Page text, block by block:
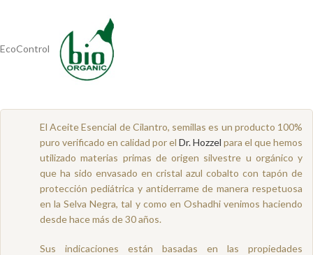
EcoControl
El Aceite Esencial de Cilantro, semillas es un producto 100%
puro verificado en calidad por el Dr. Hozzel para el que hemos
utilizado materias primas de origen silvestre u orgánico y
que ha sido envasado en cristal azul cobalto con tapón de
protección pediátrica y antiderrame de manera respetuosa
en la Selva Negra, tal y como en Oshadhi venimos haciendo
desde hace más de 30 años.
Sus indicaciones están basadas en las propiedades